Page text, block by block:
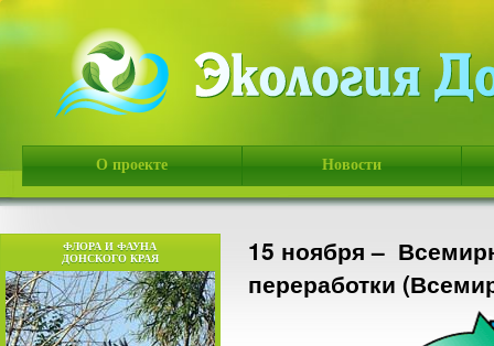
О проекте Новости
ФЛОРА И ФАУНА
ДОНСКОГО КРАЯ
15 ноября –
переработки